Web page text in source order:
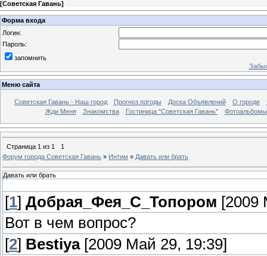
[Советская Гавань]
Форма входа
Логин:
Пароль:
запомнить
Меню сайта
Советская Гавань - Наш город Прогноз погоды Доска Объявлений О городе
Жди Меня
Знакомства Гостиница "Советская Гавань" Фотоальбомы
Страница 1 из 1
1
Форум города Советская Гавань » Интим » Давать или брать
Давать или брать
[1] Добрая_Фея_С_Топором [2009
Вот в чем вопрос?
[2] Bestiya[2009 Май 29, 19:39]